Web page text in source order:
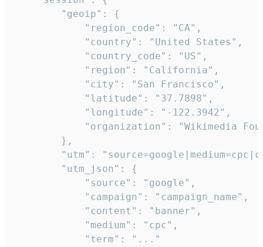
        "geoip": {
            "region_code": "CA",
            "country": "United States",
            "country_code": "US",
            "region": "California",
            "city": "San Francisco",
            "latitude": "37.7898",
            "longitude": "-122.3942",
"organization": "Wikimedia
        },
"utm":
        "utm_json": {
            "source": "google",
            "campaign": "campaign_name",
            "content": "banner",
            "medium": "cpc",
            "term": "..."